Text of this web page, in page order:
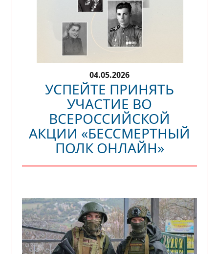
04.05.2026
УСПЕЙТЕ ПРИНЯТЬ
УЧАСТИЕ ВО
ВСЕРОССИЙСКОЙ
АКЦИИ «БЕССМЕРТНЫЙ
ПОЛК ОНЛАЙН»